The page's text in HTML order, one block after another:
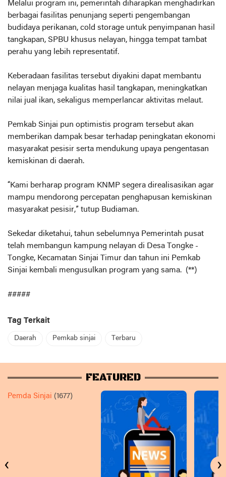
Melalui program ini, pemerintah diharapkan menghadirkan
berbagai fasilitas penunjang seperti pengembangan
budidaya perikanan, cold storage untuk penyimpanan hasil
tangkapan, SPBU khusus nelayan, hingga tempat tambat
perahu yang lebih representatif.
Keberadaan fasilitas tersebut diyakini dapat membantu
nelayan menjaga kualitas hasil tangkapan, meningkatkan
nilai jual ikan, sekaligus memperlancar aktivitas melaut.
Pemkab Sinjai pun optimistis program tersebut akan
memberikan dampak besar terhadap peningkatan ekonomi
masyarakat pesisir serta mendukung upaya pengentasan
kemiskinan di daerah.
“Kami berharap program KNMP segera direalisasikan agar
mampu mendorong percepatan penghapusan kemiskinan
masyarakat pesisir,” tutup Budiaman.
Sekedar diketahui, tahun sebelumnya Pemerintah pusat
telah membangun kampung nelayan di Desa Tongke -
Tongke, Kecamatan Sinjai Timur dan tahun ini Pemkab
Sinjai kembali mengusulkan program yang sama. (**)
#####
Tag Terkait
Daerah Pemkab sinjai Terbaru
FEATURED
Pemda Sinjai (1677)
‹ ›